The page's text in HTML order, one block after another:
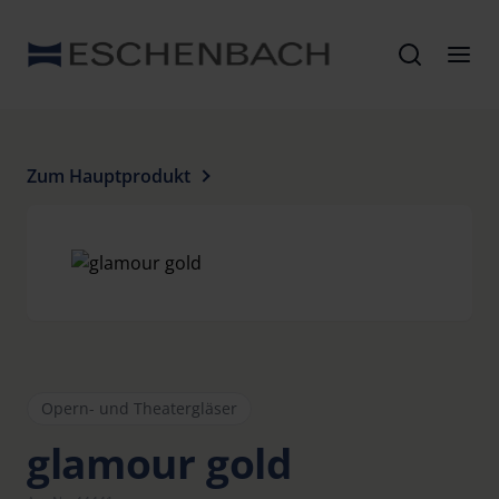
Zum Hauptprodukt
Opern- und Theatergläser
glamour gold